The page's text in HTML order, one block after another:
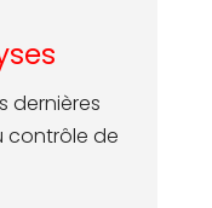
dernières
contrôle de